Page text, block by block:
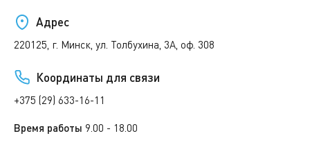
Адрес
220125, г. Минск, ул. Толбухина, 3А, оф. 308
Координаты для связи
+375 (29) 633-16-11
Время работы 9.00 - 18.00